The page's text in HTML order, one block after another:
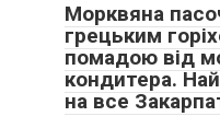
Морквяна
грецьким
помадою від
кондитера.
на все